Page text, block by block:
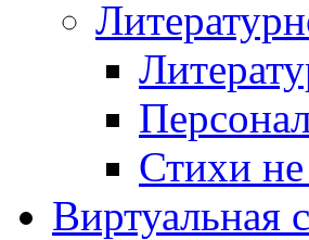
Стихи
Виртуальная